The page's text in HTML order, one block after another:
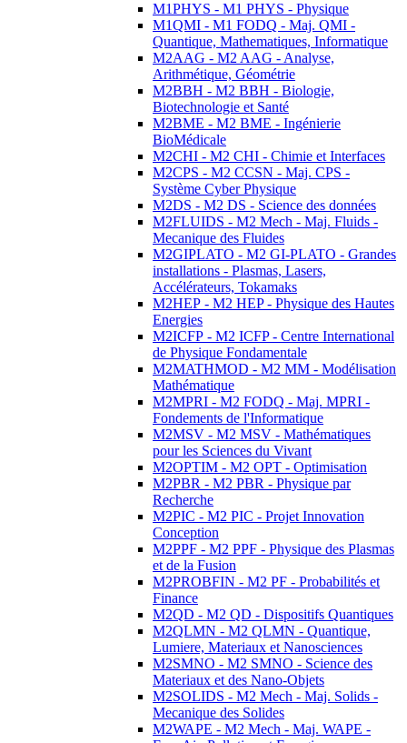
M1PHYS - M1 PHYS - Physique
M1QMI - M1 FODQ - Maj. QMI -
Quantique, Mathematiques, Informatique
M2AAG - M2 AAG - Analyse,
Arithmétique, Géométrie
M2BBH - M2 BBH - Biologie,
Biotechnologie et Santé
M2BME - M2 BME - Ingénierie
BioMédicale
M2CHI - M2 CHI - Chimie et Interfaces
M2CPS - M2 CCSN - Maj. CPS -
Système Cyber Physique
M2DS - M2 DS - Science des données
M2FLUIDS - M2 Mech - Maj. Fluids -
Mecanique des Fluides
M2GIPLATO - M2 GI-PLATO - Grandes
installations - Plasmas, Lasers,
Accélérateurs, Tokamaks
M2HEP - M2 HEP - Physique des Hautes
Energies
M2ICFP - M2 ICFP - Centre International
de Physique Fondamentale
M2MATHMOD - M2 MM - Modélisation
Mathématique
M2MPRI - M2 FODQ - Maj. MPRI -
Fondements de l'Informatique
M2MSV - M2 MSV - Mathématiques
pour les Sciences du Vivant
M2OPTIM - M2 OPT - Optimisation
M2PBR - M2 PBR - Physique par
Recherche
M2PIC - M2 PIC - Projet Innovation
Conception
M2PPF - M2 PPF - Physique des Plasmas
et de la Fusion
M2PROBFIN - M2 PF - Probabilités et
Finance
M2QD - M2 QD - Dispositifs Quantiques
M2QLMN - M2 QLMN - Quantique,
Lumiere, Materiaux et Nanosciences
M2SMNO - M2 SMNO - Science des
Materiaux et des Nano-Objets
M2SOLIDS - M2 Mech - Maj. Solids -
Mecanique des Solides
M2WAPE - M2 Mech - Maj. WAPE -